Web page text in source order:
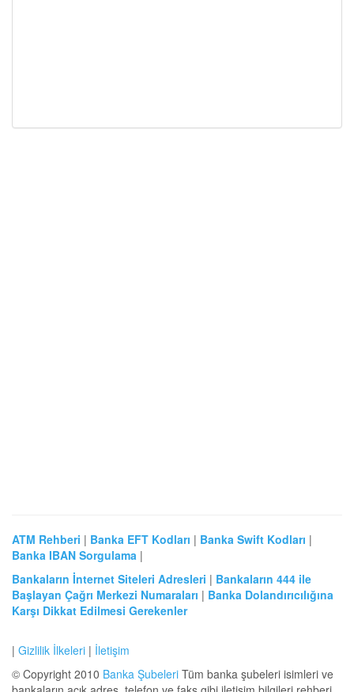
ATM Rehberi | Banka EFT Kodları | Banka Swift Kodları |
Banka IBAN Sorgulama |
Bankaların İnternet Siteleri Adresleri | Bankaların 444 ile
Başlayan Çağrı Merkezi Numaraları | Banka Dolandırıcılığına
Karşı Dikkat Edilmesi Gerekenler
| Gizlilik İlkeleri | İletişim
© Copyright 2010 Banka Şubeleri Tüm banka şubeleri isimleri ve